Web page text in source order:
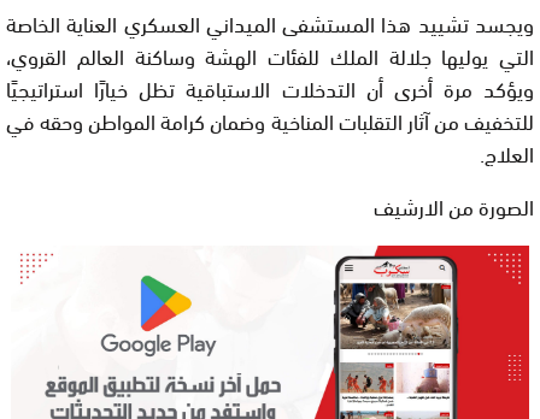
ويجسد تشييد هذا المستشفى الميداني العسكري العناية الخاصة
التي يوليها جلالة الملك للفئات الهشة وساكنة العالم القروي،
ويؤكد مرة أخرى أن التدخلات الاستباقية تظل خيارًا استراتيجيًا
للتخفيف من آثار التقلبات المناخية وضمان كرامة المواطن وحقه في
العلاج.
الصورة من الارشيف